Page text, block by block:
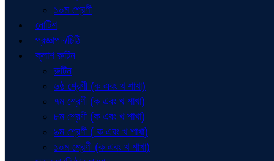
১০ম শ্রেণী
নোটিশ
প্রজ্ঞাপন/চিঠি
ক্লাশ রুটিন
রুটিন
৬ষ্ঠ শ্রেণী (ক এবং খ শাখা)
৭ম শ্রেণী (ক এবং খ শাখা)
৮ম শ্রেণী (ক এবং খ শাখা)
৯ম শ্রেণী ( ক এবং খ শাখা)
১০ম শ্রেণী (ক এবং খ শাখা)